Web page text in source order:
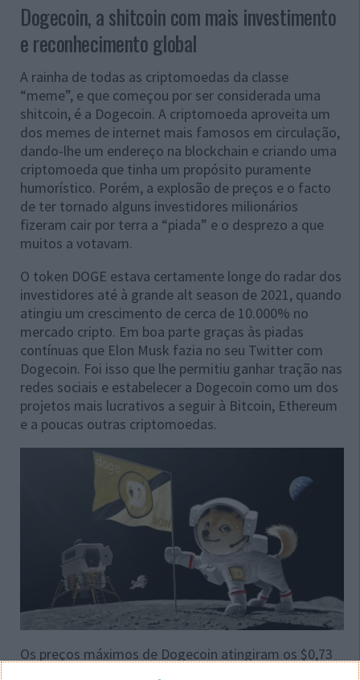
Dogecoin, a shitcoin com mais investimento
e reconhecimento global
A rainha de todas as criptomoedas da classe
“meme”, e que começou por ser considerada uma
shitcoin, é a Dogecoin. A criptomoeda aproveita um
dos memes de internet mais famosos em circulação,
dando-lhe um endereço na blockchain e criando uma
criptomoeda que tinha um propósito puramente
humorístico. Porém, a explosão de preços e o facto
de ter tornado alguns investidores milionários
fizeram cair por terra a “piada” e o desprezo a que
muitos a votavam.
O token DOGE estava certamente longe do radar dos
investidores até à grande alt season de 2021, quando
atingiu um crescimento de cerca de 10.000% no
mercado cripto. Em boa parte graças às piadas
contínuas que Elon Musk fazia no seu Twitter com
Dogecoin. Foi isso que lhe permitiu ganhar tração nas
redes sociais e estabelecer a Dogecoin como um dos
projetos mais lucrativos a seguir à Bitcoin, Ethereum
e a poucas outras criptomoedas.
Os preços máximos de Dogecoin atingiram os $0,73